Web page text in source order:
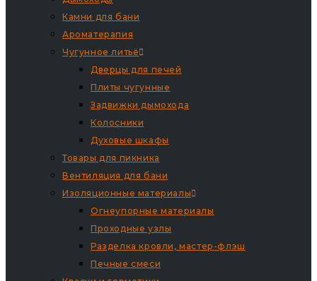
Камни для бани
Ароматерапия
Чугунное литьё
Дверцы для печей
Плиты чугунные
Задвижки дымохода
Колосники
Духовые шкафы
Товары для пикника
Вентиляция для бани
Изоляционные материалы
Огнеупорные материалы
Проходные узлы
Разделка кровли, мастер-флэш
Печные смеси